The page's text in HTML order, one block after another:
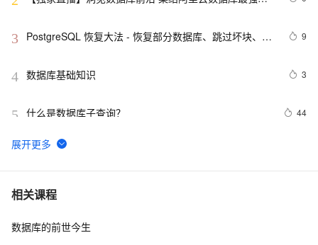
3
PostgreSQL 恢复大法 - 恢复部分数据库、跳过坏块、修
9
4 数据库基础知识 3
5 什么是数据库子查询？ 44
6
并发事务下各数据库外部表现实测之一（SQL Server
7 weblogic连接RAC数据库
8 「时序数据库」时间序列数据与MongoDB：第一部分-简
相关课程
数据库的前世今生